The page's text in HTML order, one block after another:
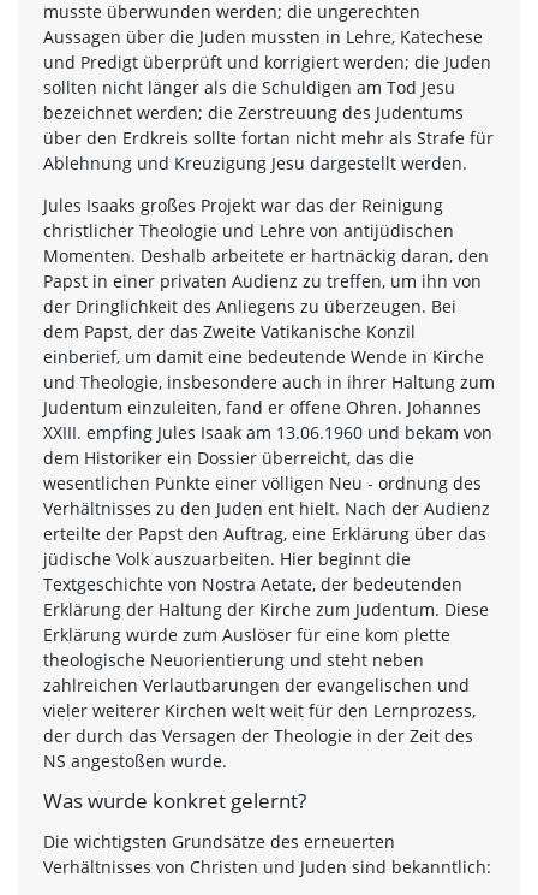
musste überwunden werden; die ungerechten
Aussagen über die Juden mussten in Lehre, Katechese
und Predigt überprüft und korrigiert werden; die Juden
sollten nicht länger als die Schuldigen am Tod Jesu
bezeichnet werden; die Zerstreuung des Judentums
über den Erdkreis sollte fortan nicht mehr als Strafe für
Ablehnung und Kreuzigung Jesu dargestellt werden.
Jules Isaaks großes Projekt war das der Reinigung
christlicher Theologie und Lehre von antijüdischen
Momenten. Deshalb arbeitete er hartnäckig daran, den
Papst in einer privaten Audienz zu treffen, um ihn von
der Dringlichkeit des Anliegens zu überzeugen. Bei
dem Papst, der das Zweite Vatikanische Konzil
einberief, um damit eine bedeutende Wende in Kirche
und Theologie, insbesondere auch in ihrer Haltung zum
Judentum einzuleiten, fand er offene Ohren. Johannes
XXIII. empfing Jules Isaak am 13.06.1960 und bekam von
dem Historiker ein Dossier überreicht, das die
wesentlichen Punkte einer völligen Neu - ordnung des
Verhältnisses zu den Juden ent hielt. Nach der Audienz
erteilte der Papst den Auftrag, eine Erklärung über das
jüdische Volk auszuarbeiten. Hier beginnt die
Textgeschichte von Nostra Aetate, der bedeutenden
Erklärung der Haltung der Kirche zum Judentum. Diese
Erklärung wurde zum Auslöser für eine kom plette
theologische Neuorientierung und steht neben
zahlreichen Verlautbarungen der evangelischen und
vieler weiterer Kirchen welt weit für den Lernprozess,
der durch das Versagen der Theologie in der Zeit des
NS angestoßen wurde.
Was wurde konkret gelernt?
Die wichtigsten Grundsätze des erneuerten
Verhältnisses von Christen und Juden sind bekanntlich: